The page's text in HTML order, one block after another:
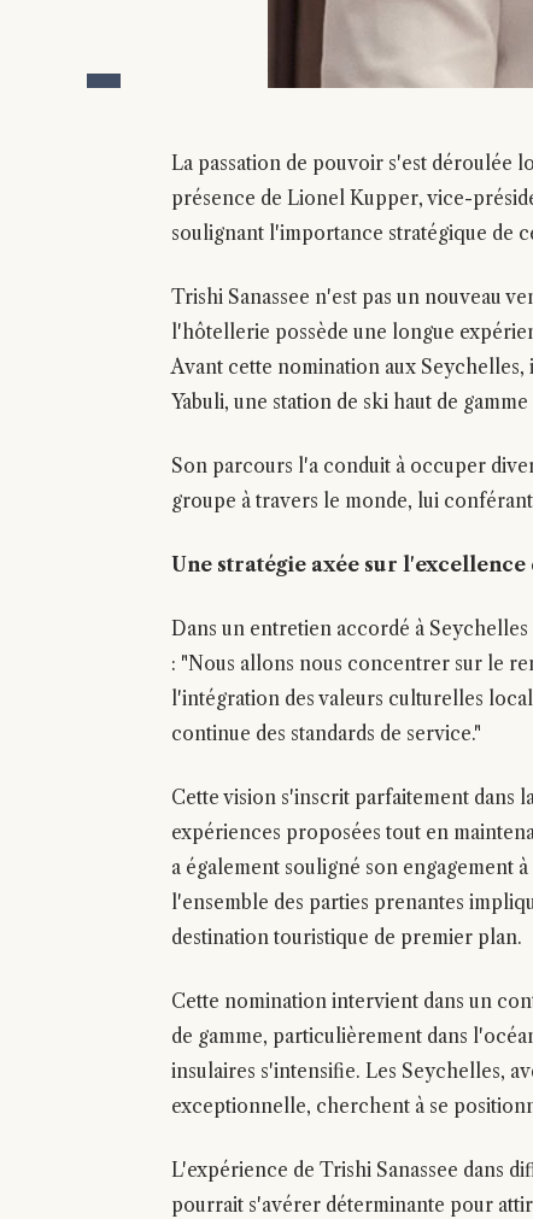
La passation de pouvoir s'est déroulée
présence de Lionel Kupper, vice-
soulignant l'importance stratégique de
Trishi Sanassee n'est pas un nouveau
l'hôtellerie possède une longue
Avant cette nomination aux
Yabuli, une station de ski haut de
Son parcours l'a conduit à occuper
groupe à travers le monde, lui
Une stratégie axée sur
Dans un entretien accordé à
: "Nous allons nous concentrer sur le
l'intégration des valeurs culturelles
continue des standards de service."
Cette vision s'inscrit parfaitement dans
expériences proposées tout en
a également souligné son engagement
l'ensemble des parties prenantes
destination touristique de premier plan.
Cette nomination intervient dans un
de gamme, particulièrement dans
insulaires s'intensifie. Les Seychelles,
exceptionnelle, cherchent à se
L'expérience de Trishi Sanassee dans
pourrait s'avérer déterminante pour